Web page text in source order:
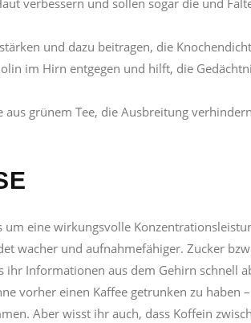
verbessern und sollen sogar die und
und dazu beitragen, die
im Hirn entgegen und hilft, die
grünem Tee, die Ausbreitung
eine wirkungsvolle
wacher und aufnahmefähiger. Zucker
Informationen aus dem Gehirn schnell
vorher einen Kaffee getrunken zu haben
Aber wisst ihr auch, dass Koffein